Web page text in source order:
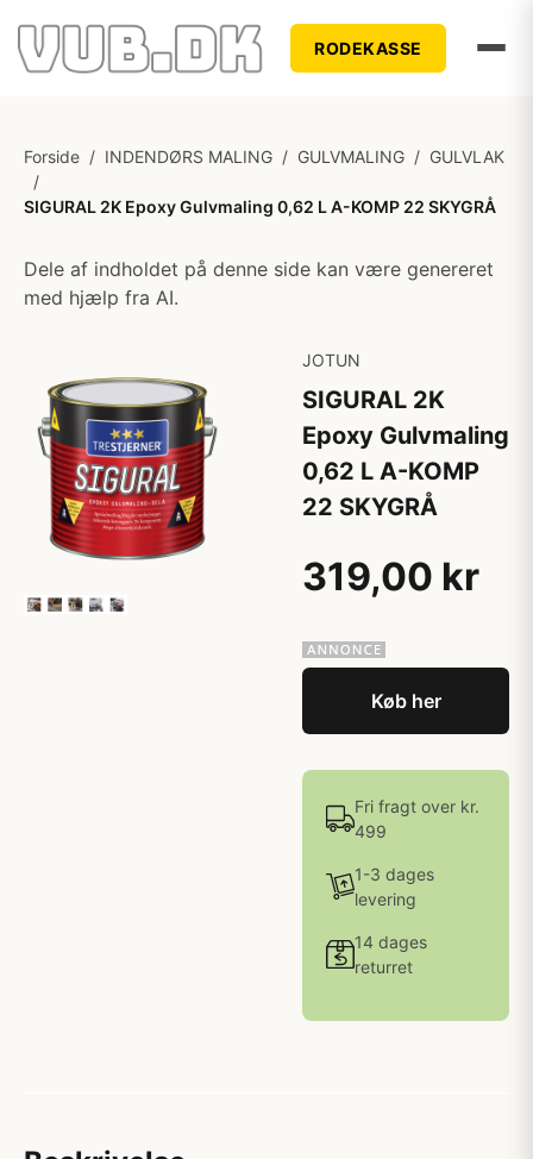
RODEKASSE
Forside / INDENDØRS MALING / GULVMALING / GULVLAK
/
SIGURAL 2K Epoxy Gulvmaling 0,62 L A-KOMP 22 SKYGRÅ
Dele af indholdet på denne side kan være genereret
med hjælp fra AI.
JOTUN
SIGURAL 2K
Epoxy Gulvmaling
0,62 L A-KOMP
22 SKYGRÅ
319,00 kr
Køb her
Fri fragt over kr.
499
1-3 dages
levering
14 dages
returret